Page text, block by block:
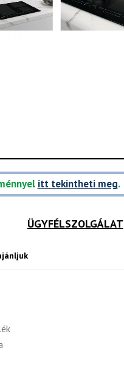
itt tekintheti meg.
ÜGYFÉLSZOLGÁLAT